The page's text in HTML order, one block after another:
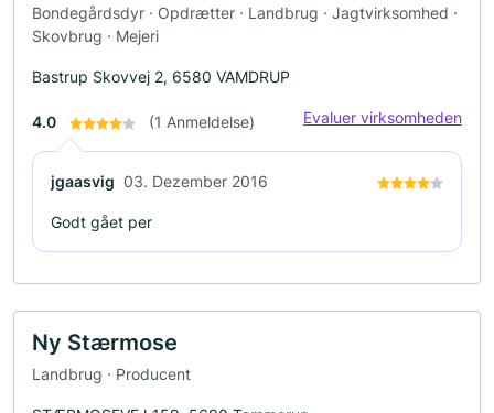
Bondegårdsdyr · Opdrætter · Landbrug · Jagtvirksomhed ·
Skovbrug · Mejeri
Bastrup Skovvej 2, 6580 VAMDRUP
4.0 (1 Anmeldelse) Evaluer virksomheden
jgaasvig 03. Dezember 2016
Godt gået per
Ny Stærmose
Landbrug · Producent